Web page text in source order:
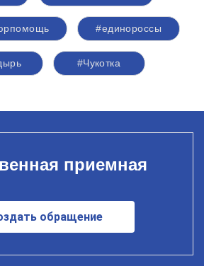
#единороссы
#Чукотка
приемная
обращение